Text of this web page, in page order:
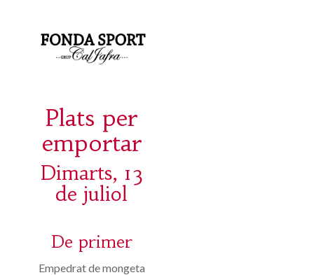
Plats per
emportar
Dimarts, 13
de juliol
De primer
Empedrat de mongeta